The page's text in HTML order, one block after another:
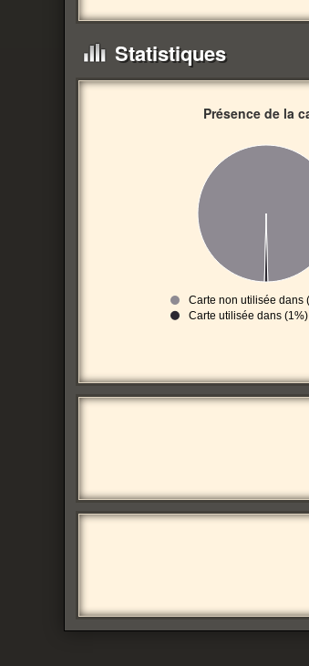
Statistiques
Présence de la
Carte non utilisée dans
Carte utilisée dans